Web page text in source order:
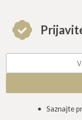
• Saznajte